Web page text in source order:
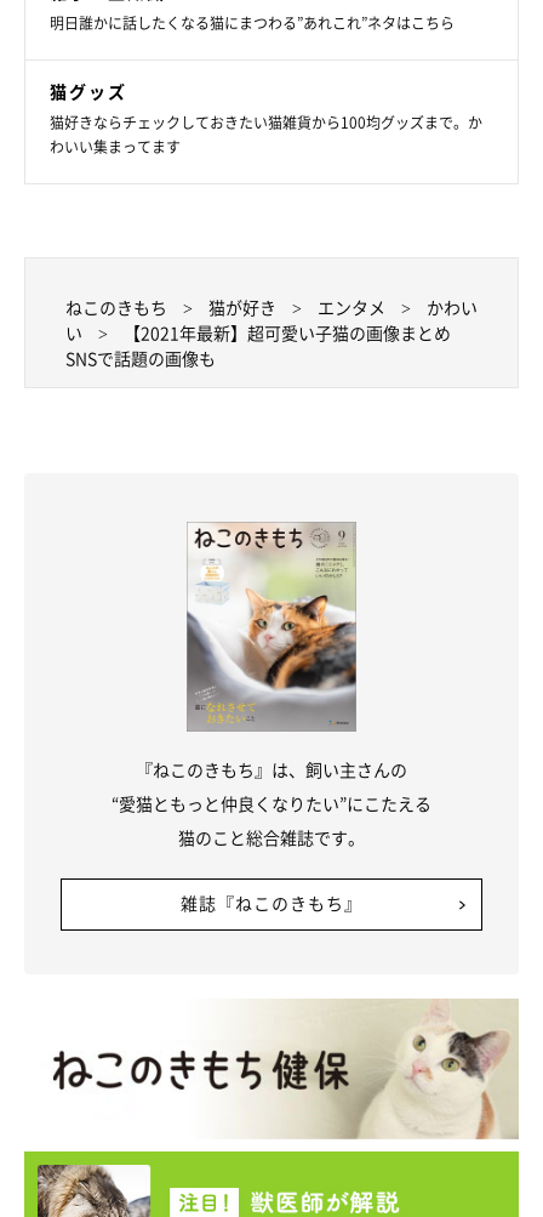
リビングの真ん中で堂々と熟睡しているカツヲくんの姿に、『妖
精！？』『罪な可愛さ』などたくさんの反響が寄せられていまし
たよ」（ねこのきもちWEB MAGAZINE編集長）
明日誰かに話したくなる猫にまつわる”あれこれ”ネタはこちら
猫グッズ
猫好きならチェックしておきたい猫雑貨から100均グッズまで。か
わいい集まってます
ねこのきもち 猫が好き エンタメ
かわい
い
【2021年最新】超可愛い子猫の画像まとめ
SNSで話題の画像も
『ねこのきもち』は、飼い主さんの
“愛猫ともっと仲良くなりたい”にこたえる
猫のこと総合雑誌です。
雑誌『ねこのきもち』